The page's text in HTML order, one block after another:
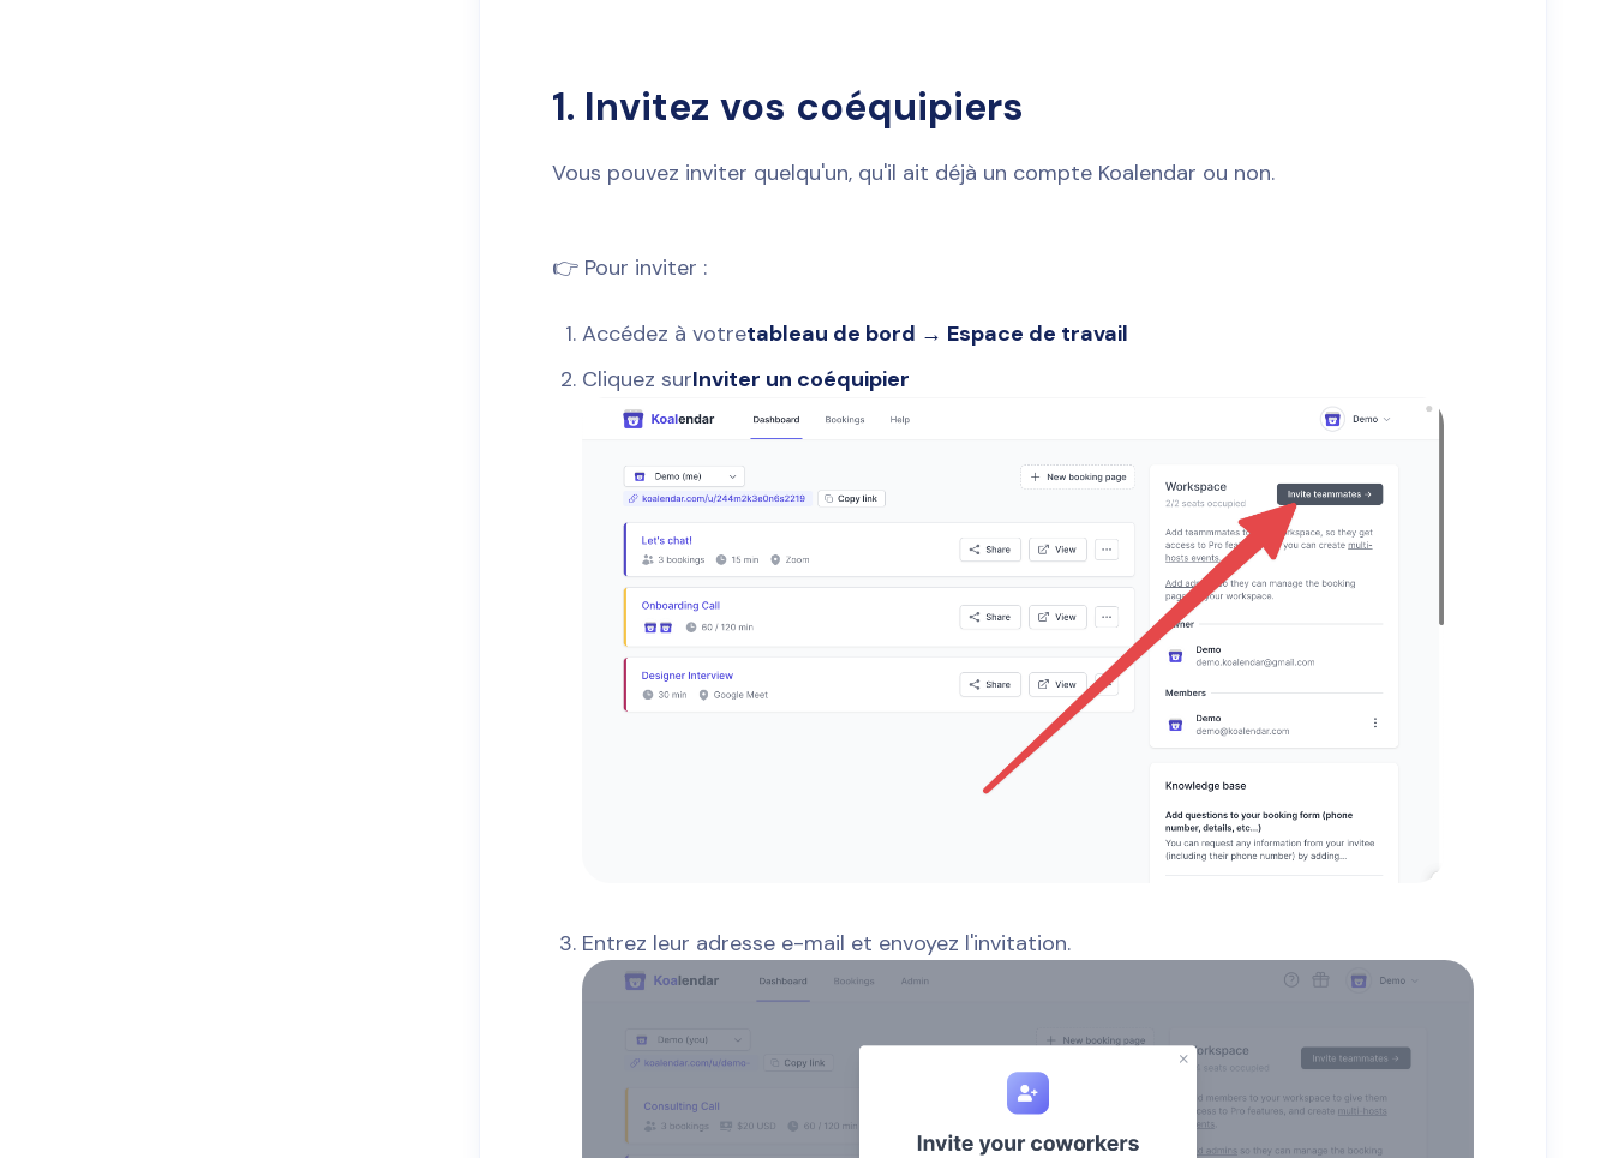
1. Invitez vos coéquipiers
Vous pouvez inviter quelqu'un, qu'il ait déjà un compte Koalendar ou non.
👉 Pour inviter :
Accédez à votretableau de bord → Espace de travail
Cliquez surInviter un coéquipier
Entrez leur adresse e-mail et envoyez l'invitation.